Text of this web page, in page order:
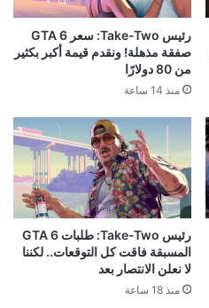
رئيس Take-Two: سعر GTA 6
صفقة مذهلة! ونقدم قيمة أكبر بكثير
من 80 دولارًا
منذ 14 ساعة
رئيس Take-Two: طلبات GTA 6
المسبقة فاقت كل التوقعات.. لكننا
لا نعلن الانتصار بعد
منذ 18 ساعة